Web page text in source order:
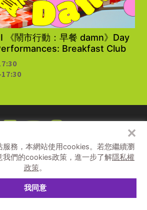
✕
務，本網站使用cookies。 若您繼續瀏
我們的cookies政策，進一步了解隱私權
政策。
我同意
《鬧市行動：早餐 damn》Day
Breakfast Club
權與資訊安全宣告